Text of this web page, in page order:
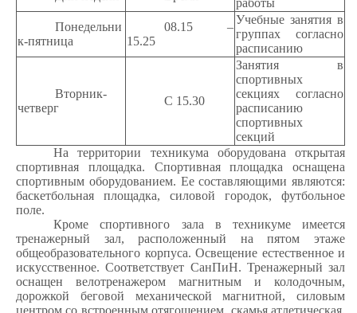
Понедельни
к-пятница
08.15 –
15.25
Учебные занятия в
группах согласно
расписанию
Вторник-
четверг
С 15.30
Занятия в
спортивных
секциях согласно
расписанию
спортивных
секций
На территории техникума оборудована открытая
спортивная площадка. Спортивная площадка оснащена
спортивным оборудованием. Ее составляющими являются:
баскетбольная площадка, силовой городок, футбольное
поле.
Кроме спортивного зала в техникуме имеется
тренажерный зал, расположенный на пятом этаже
общеобразовательного корпуса. Освещение естественное и
искусственное. Соответствует СанПиН. Тренажерный зал
оснащен велотренажером магнитным и колодочным,
дорожкой беговой механической магнитной, силовым
центром со встроенным отягощением, скамья атлетическая,